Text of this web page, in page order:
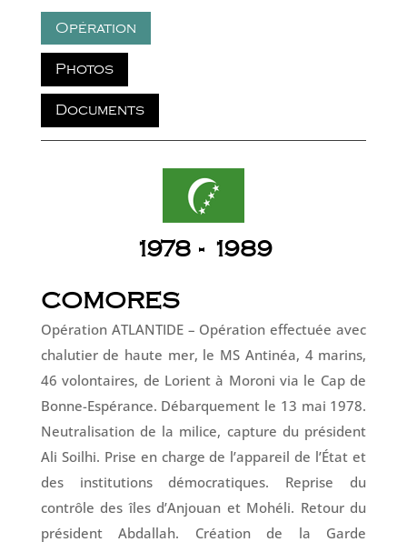
Opération
Photos
Documents
1978 - 1989
COMORES
Opération ATLANTIDE – Opération effectuée avec
chalutier de haute mer, le MS Antinéa, 4 marins,
46 volontaires, de Lorient à Moroni via le Cap de
Bonne-Espérance. Débarquement le 13 mai 1978.
Neutralisation de la milice, capture du président
Ali Soilhi. Prise en charge de l’appareil de l’État et
des institutions démocratiques. Reprise du
contrôle des îles d’Anjouan et Mohéli. Retour du
président Abdallah. Création de la Garde